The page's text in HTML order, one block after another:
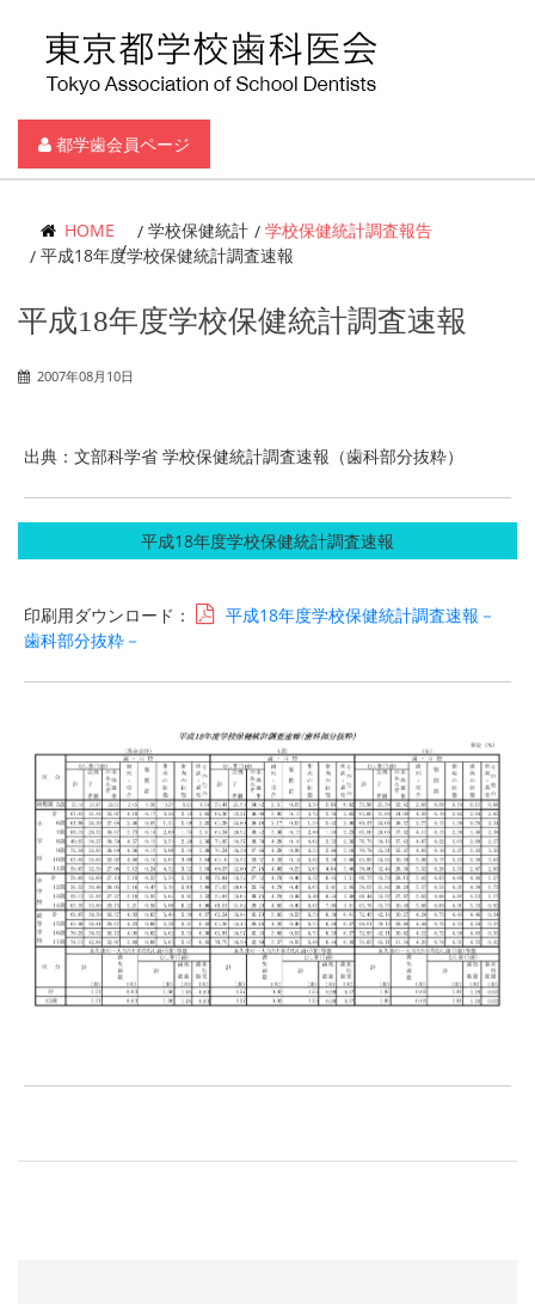
都学歯会員ページ
HOME 学校保健統計
学校保健統計調査報告
平成18年度学校保健統計調査速報
平成18年度学校保健統計調査速報
2007年08月10日
出典：文部科学省 学校保健統計調査速報（歯科部分抜粋）
平成18年度学校保健統計調査速報
印刷用ダウンロード：
平成18年度学校保健統計調査速報－
歯科部分抜粋－